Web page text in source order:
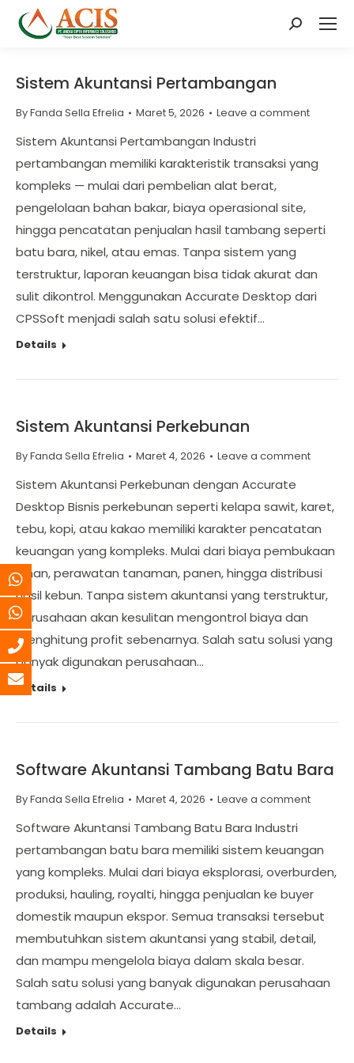
Search:
Sistem Akuntansi Pertambangan
ByFanda Sella Efrelia Maret 5, 2026 Leave a comment
Sistem Akuntansi Pertambangan Industri
pertambangan memiliki karakteristik transaksi yang
kompleks — mulai dari pembelian alat berat,
pengelolaan bahan bakar, biaya operasional site,
hingga pencatatan penjualan hasil tambang seperti
batu bara, nikel, atau emas. Tanpa sistem yang
terstruktur, laporan keuangan bisa tidak akurat dan
sulit dikontrol. Menggunakan Accurate Desktop dari
CPSSoft menjadi salah satu solusi efektif…
Details
Sistem Akuntansi Perkebunan
ByFanda Sella Efrelia Maret 4, 2026 Leave a comment
Sistem Akuntansi Perkebunan dengan Accurate
Desktop Bisnis perkebunan seperti kelapa sawit, karet,
tebu, kopi, atau kakao memiliki karakter pencatatan
keuangan yang kompleks. Mulai dari biaya pembukaan
lahan, perawatan tanaman, panen, hingga distribusi
hasil kebun. Tanpa sistem akuntansi yang terstruktur,
perusahaan akan kesulitan mengontrol biaya dan
menghitung profit sebenarnya. Salah satu solusi yang
banyak digunakan perusahaan…
Details
Software Akuntansi Tambang Batu Bara
ByFanda Sella Efrelia Maret 4, 2026 Leave a comment
Software Akuntansi Tambang Batu Bara Industri
pertambangan batu bara memiliki sistem keuangan
yang kompleks. Mulai dari biaya eksplorasi, overburden,
produksi, hauling, royalti, hingga penjualan ke buyer
domestik maupun ekspor. Semua transaksi tersebut
membutuhkan sistem akuntansi yang stabil, detail,
dan mampu mengelola biaya dalam skala besar.
Salah satu solusi yang banyak digunakan perusahaan
tambang adalah Accurate…
Details